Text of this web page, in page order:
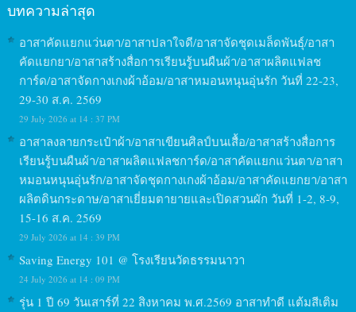
บทความล่าสุด
อาสาคัดแยกแว่นตา/อาสาปลาใจดี/อาสาจัดชุดเมล็ดพันธุ์/อาสา
คัดแยกยา/อาสาสร้างสื่อการเรียนรู้บนผืนผ้า/อาสาผลิตแฟลช
การ์ด/อาสาจัดกางเกงผ้าอ้อม/อาสาหมอนหนุนอุ่นรัก วันที่ 22-23,
29-30 ส.ค. 2569
29 July 2026 at 14 : 37 PM
อาสาลงลายกระเป๋าผ้า/อาสาเขียนศิลป์บนเสื้อ/อาสาสร้างสื่อการ
เรียนรู้บนผืนผ้า/อาสาผลิตแฟลชการ์ด/อาสาคัดแยกแว่นตา/อาสา
หมอนหนุนอุ่นรัก/อาสาจัดชุดกางเกงผ้าอ้อม/อาสาคัดแยกยา/อาสา
ผลิตดินกระดาษ/อาสาเยี่ยมตายายและเปิดสวนผัก วันที่ 1-2, 8-9,
15-16 ส.ค. 2569
29 July 2026 at 14 : 39 PM
Saving Energy 101 @ โรงเรียนวัดธรรมนาวา
24 July 2026 at 14 : 09 PM
รุ่น 1 ปี 69 วันเสาร์ที่ 22 สิงหาคม พ.ศ.2569 อาสาทำดี แต้มสีเติม